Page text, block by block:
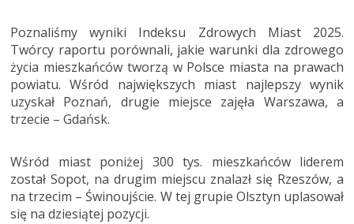
Poznaliśmy wyniki Indeksu Zdrowych Miast 2025.
Twórcy raportu porównali, jakie warunki dla zdrowego
życia mieszkańców tworzą w Polsce miasta na prawach
powiatu. Wśród największych miast najlepszy wynik
uzyskał Poznań, drugie miejsce zajęła Warszawa, a
trzecie – Gdańsk.
Wśród miast poniżej 300 tys. mieszkańców liderem
został Sopot, na drugim miejscu znalazł się Rzeszów, a
na trzecim – Świnoujście. W tej grupie Olsztyn uplasował
się na dziesiątej pozycji.